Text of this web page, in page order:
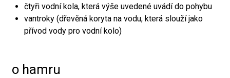
čtyři vodní kola, která výše uvedené uvádí do pohybu
vantroky (dřevěná koryta na vodu, která slouží jako
přívod vody pro vodní kolo)
o hamru